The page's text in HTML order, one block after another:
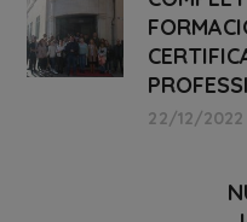
22/12/2022